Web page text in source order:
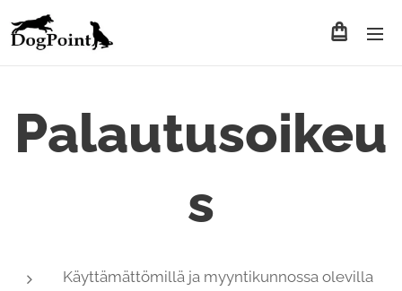
Palautusoikeu
s
Käyttämättömillä ja myyntikunnossa olevilla